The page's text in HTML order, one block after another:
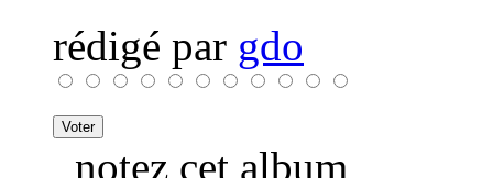
rédigé par gdo
notez cet album